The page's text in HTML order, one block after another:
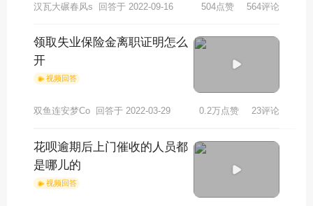
以没有提及。近年来，随着年龄
汉瓦大碾春风s 回答于 2022-09-16 504点赞 564评论
领取失业保险金离职证明怎么
开
视频回答
双鱼连安梦Co 回答于 2022-03-29 0.2万点赞 23评论
花呗逾期后上门催收的人员都
是哪儿的
视频回答